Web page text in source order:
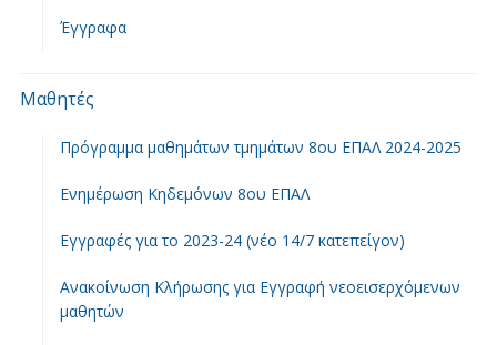
Έγγραφα
Μαθητές
Πρόγραμμα μαθημάτων τμημάτων 8ου ΕΠΑΛ 2024-2025
Ενημέρωση Κηδεμόνων 8ου ΕΠΑΛ
Εγγραφές για το 2023-24 (νέο 14/7 κατεπείγον)
Ανακοίνωση Κλήρωσης για Εγγραφή νεοεισερχόμενων
μαθητών